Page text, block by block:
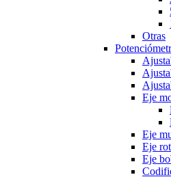
Otras
Eje
Eje
Eje
Eje